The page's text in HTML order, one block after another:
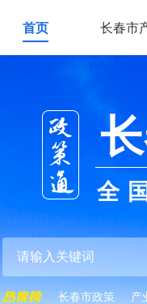
首页 长春市
全
长春市政策 产